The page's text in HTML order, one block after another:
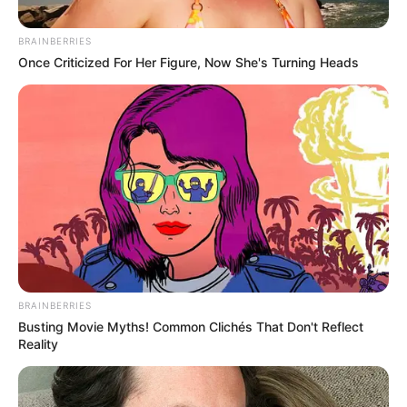
RCN Radio Medellín
Andi - Medellín -2025
Por:
Verónica Gómez Perea
Octubre 3, 2025
COMPARTIR
BRAINBERRIES
Once Criticized For Her Figure, Now She's Turning Heads
BRAINBERRIES
Busting Movie Myths! Common Clichés That Don't Reflect
Reality